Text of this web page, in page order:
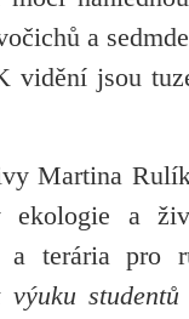
a
vidění jsou
Martina
ekologie a
a terária pro
výuku